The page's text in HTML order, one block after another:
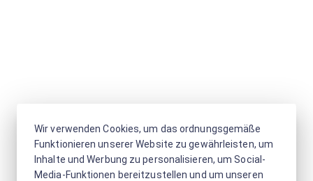
Wir verwenden Cookies, um das ordnungsgemäße
Funktionieren unserer Website zu gewährleisten, um
Inhalte und Werbung zu personalisieren, um Social-
Media-Funktionen bereitzustellen und um unseren